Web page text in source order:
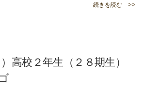
続きを読む >>
高校２年生（２８期生）